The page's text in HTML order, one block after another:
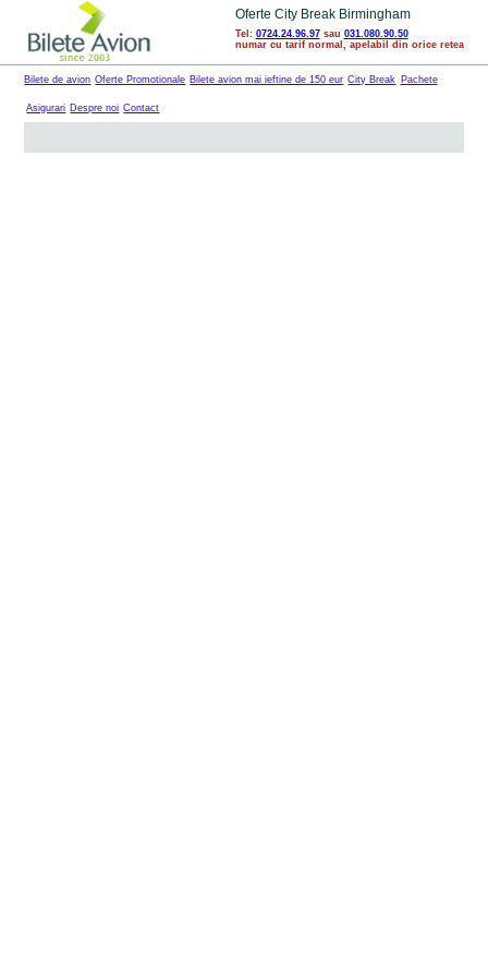
Oferte City Break Birmingham
Tel: 0724.24.96.97sau 031.080.90.50
numar cu tarif normal, apelabil din orice retea
Bilete de avion Oferte Promotionale Bilete avion mai ieftine de 150 eur City Break Pachete
Asigurari Despre noi Contact